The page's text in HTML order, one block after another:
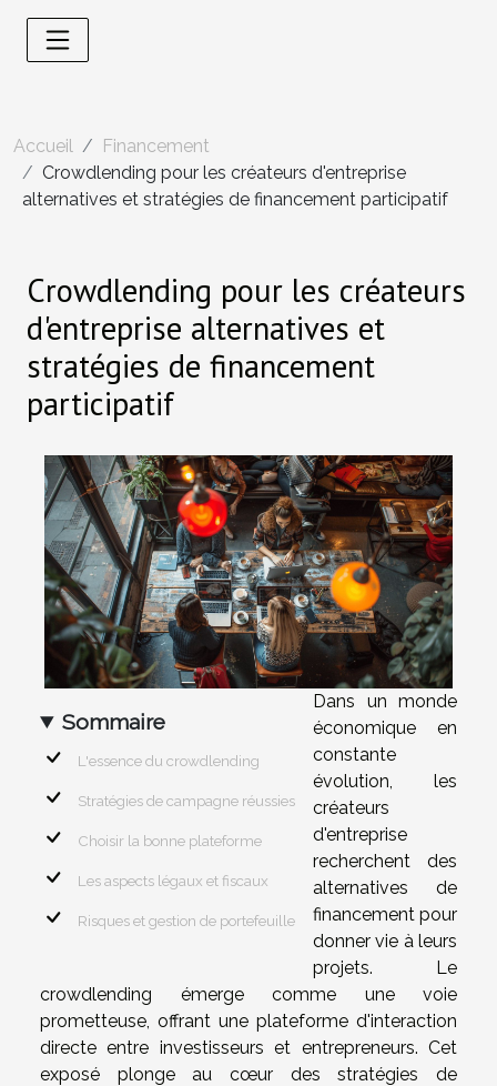
Accueil
Financement
Crowdlending pour les créateurs d'entreprise
alternatives et stratégies de financement participatif
Crowdlending pour les créateurs
d'entreprise alternatives et
stratégies de financement
participatif
Sommaire
L'essence du crowdlending
Stratégies de campagne réussies
Choisir la bonne plateforme
Les aspects légaux et fiscaux
Risques et gestion de portefeuille
Dans un monde
économique en
constante
évolution, les
créateurs
d'entreprise
recherchent des
alternatives de
financement pour
donner vie à leurs
projets. Le
crowdlending émerge comme une voie
prometteuse, offrant une plateforme d'interaction
directe entre investisseurs et entrepreneurs. Cet
exposé plonge au cœur des stratégies de